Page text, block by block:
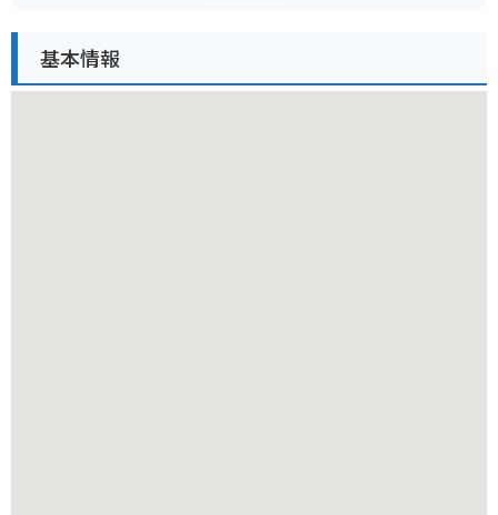
の観光客に人気です。特に、春から秋にかけては新緑や紅葉が
美しく、四季折々の自然を満喫できます。
基本情報